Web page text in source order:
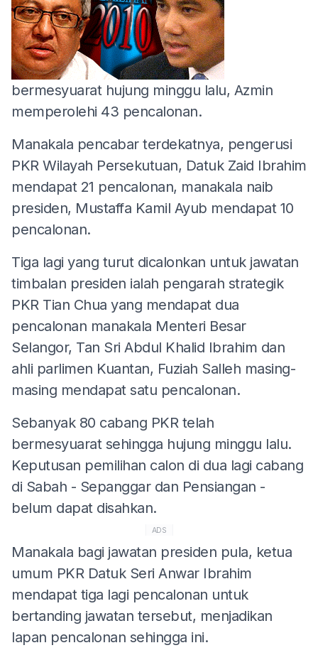
bermesyuarat hujung minggu lalu, Azmin
memperolehi 43 pencalonan.
Manakala pencabar terdekatnya, pengerusi
PKR Wilayah Persekutuan, Datuk Zaid Ibrahim
mendapat 21 pencalonan, manakala naib
presiden, Mustaffa Kamil Ayub mendapat 10
pencalonan.
Tiga lagi yang turut dicalonkan untuk jawatan
timbalan presiden ialah pengarah strategik
PKR Tian Chua yang mendapat dua
pencalonan manakala Menteri Besar
Selangor, Tan Sri Abdul Khalid Ibrahim dan
ahli parlimen Kuantan, Fuziah Salleh masing-
masing mendapat satu pencalonan.
Sebanyak 80 cabang PKR telah
bermesyuarat sehingga hujung minggu lalu.
Keputusan pemilihan calon di dua lagi cabang
di Sabah - Sepanggar dan Pensiangan -
belum dapat disahkan.
ADS
Manakala bagi jawatan presiden pula, ketua
umum PKR Datuk Seri Anwar Ibrahim
mendapat tiga lagi pencalonan untuk
bertanding jawatan tersebut, menjadikan
lapan pencalonan sehingga ini.